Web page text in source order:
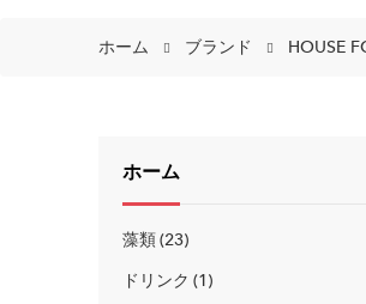
ホーム ブランド HOUSE
ホーム
藻類 23
ドリンク 1